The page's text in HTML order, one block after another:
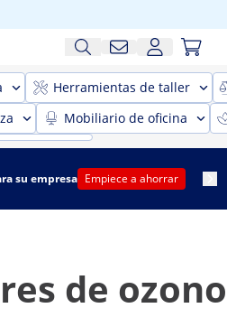
Herramientas de taller
Mobiliario de oficina
su empresa Empiece a ahorrar
de ozono